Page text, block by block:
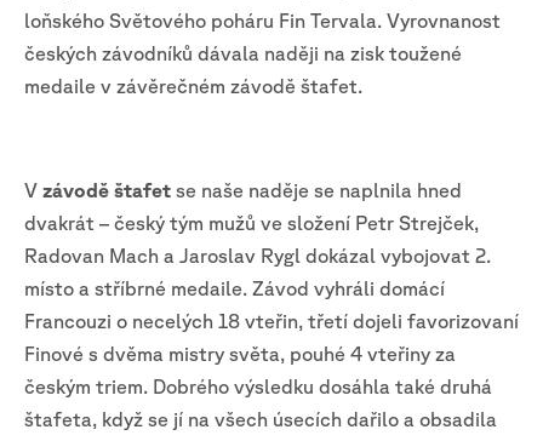
loňského Světového poháru Fin Tervala. Vyrovnanost
českých závodníků dávala naději na zisk toužené
medaile v závěrečném závodě štafet.
V závodě štafet se naše naděje se naplnila hned
dvakrát – český tým mužů ve složení Petr Strejček,
Radovan Mach a Jaroslav Rygl dokázal vybojovat 2.
místo a stříbrné medaile. Závod vyhráli domácí
Francouzi o necelých 18 vteřin, třetí dojeli favorizovaní
Finové s dvěma mistry světa, pouhé 4 vteřiny za
českým triem. Dobrého výsledku dosáhla také druhá
štafeta, když se jí na všech úsecích dařilo a obsadila